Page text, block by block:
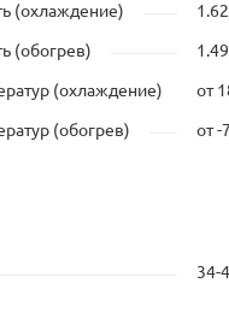
(охлаждение)
(обогрев)
(охлаждение) от
(обогрев) от -
34-